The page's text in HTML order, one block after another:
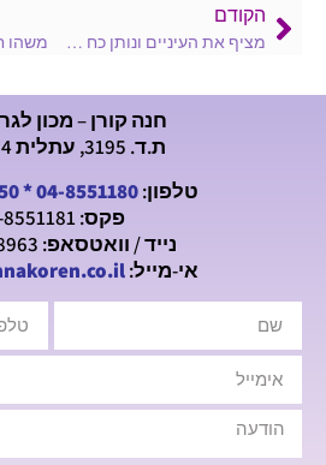
הקודם
מציף את העיניים ונותן כח במיוחד בתקופות קשות.. משהו
חנה קורן – מכון
ת.ד. 3195, עתלית 3033274
טלפון:04-8551180
*
פקס: 04-8551181
נייד / וואטסאפ: 054-2858963
אי-מייל: